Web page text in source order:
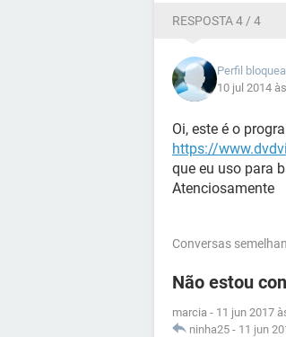
RESPOSTA 4 / 4
Perfil
10 jul 2014
Oi, este é o
https://
que eu uso para
Atenciosamente
Conversas
Não estou
marcia - 11 jun 2017
ninha25 - 11 jun